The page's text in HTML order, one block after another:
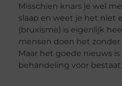
Misschien knars je wel
slaap en weet je het niet
(bruxisme) is eigenlijk
mensen doen het
Maar het goede nieuws
behandeling voor